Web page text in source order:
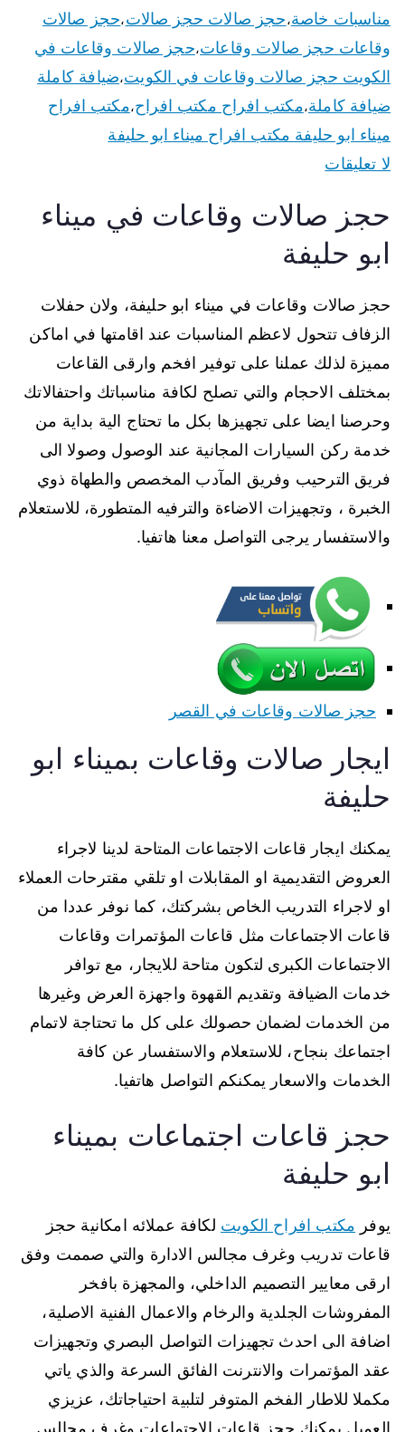
مناسبات خاصة،حجز صالات حجز صالات،حجز صالات
وقاعات حجز صالات وقاعات،حجز صالات وقاعات في
الكويت حجز صالات وقاعات في الكويت،ضيافة كاملة
ضيافة كاملة،مكتب افراح مكتب افراح،مكتب افراح
ميناء ابو حليفة مكتب افراح ميناء ابو حليفة
لا تعليقات
حجز صالات وقاعات في ميناء
ابو حليفة
حجز صالات وقاعات في ميناء ابو حليفة، ولان حفلات
الزفاف تتحول لاعظم المناسبات عند اقامتها في اماكن
مميزة لذلك عملنا على توفير افخم وارقى القاعات
بمختلف الاحجام والتي تصلح لكافة مناسباتك واحتفالاتك
وحرصنا ايضا على تجهيزها بكل ما تحتاج الية بداية من
خدمة ركن السيارات المجانية عند الوصول وصولا الى
فريق الترحيب وفريق المآدب المخصص والطهاة ذوي
الخبرة ، وتجهيزات الاضاءة والترفيه المتطورة، للاستعلام
والاستفسار يرجى التواصل معنا هاتفيا.
حجز صالات وقاعات في القصر
ايجار صالات وقاعات بميناء ابو
حليفة
يمكنك ايجار قاعات الاجتماعات المتاحة لدينا لاجراء
العروض التقديمية او المقابلات او تلقي مقترحات العملاء
او لاجراء التدريب الخاص بشركتك، كما نوفر عددا من
قاعات الاجتماعات مثل قاعات المؤتمرات وقاعات
الاجتماعات الكبرى لتكون متاحة للايجار، مع توافر
خدمات الضيافة وتقديم القهوة واجهزة العرض وغيرها
من الخدمات لضمان حصولك على كل ما تحتاجة لاتمام
اجتماعك بنجاح، للاستعلام والاستفسار عن كافة
الخدمات والاسعار يمكنكم التواصل هاتفيا.
حجز قاعات اجتماعات بميناء
ابو حليفة
يوفر مكتب افراح الكويت لكافة عملائه امكانية حجز
قاعات تدريب وغرف مجالس الادارة والتي صممت وفق
ارقى معايير التصميم الداخلي، والمجهزة بافخر
المفروشات الجلدية والرخام والاعمال الفنية الاصلية،
اضافة الى احدث تجهيزات التواصل البصري وتجهيزات
عقد المؤتمرات والانترنت الفائق السرعة والذي ياتي
مكملا للاطار الفخم المتوفر لتلبية احتياجاتك، عزيزي
العميل يمكنك حجز قاعات الاجتماعات وغرف مجالس